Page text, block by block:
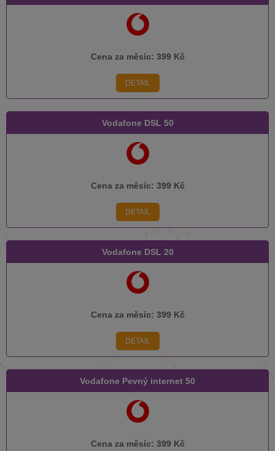
Cena za měsíc: 399 Kč
DETAIL
Vodafone DSL 50
Cena za měsíc: 399 Kč
DETAIL
Vodafone DSL 20
Cena za měsíc: 399 Kč
DETAIL
Vodafone Pevný internet 50
Cena za měsíc: 399 Kč